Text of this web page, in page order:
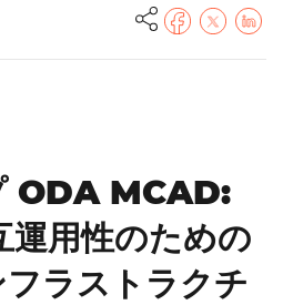
ODA MCAD:
用性のための
ラストラクチ